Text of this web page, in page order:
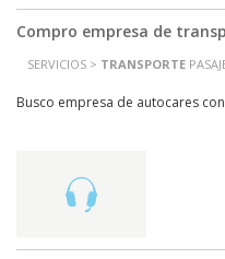
Compro empresa de
SERVICIOS > TRANSPORTE
Busco empresa de autocares